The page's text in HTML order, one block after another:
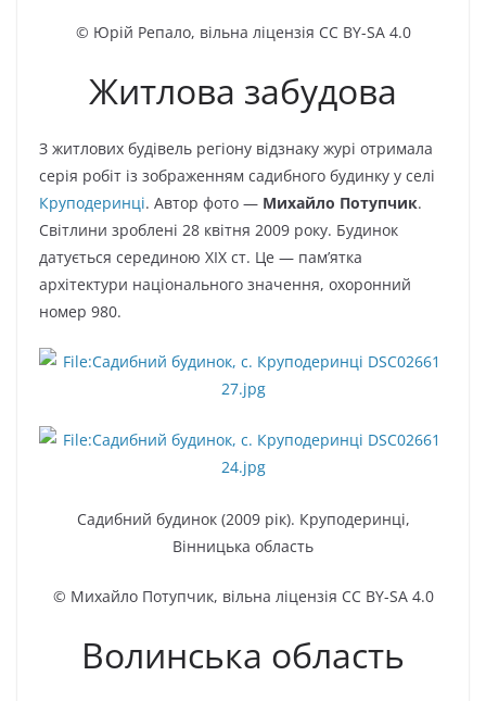
© Юрій Репало, вільна ліцензія CC BY-SA 4.0
Житлова забудова
З житлових будівель регіону відзнаку журі отримала
серія робіт із зображенням садибного будинку у селі
Круподеринці. Автор фото — Михайло Потупчик.
Світлини зроблені 28 квітня 2009 року. Будинок
датується серединою XIX ст. Це — пам’ятка
архітектури національного значення, охоронний
номер 980.
Садибний будинок (2009 рік). Круподеринці,
Вінницька область
© Михайло Потупчик, вільна ліцензія CC BY-SA 4.0
Волинська область